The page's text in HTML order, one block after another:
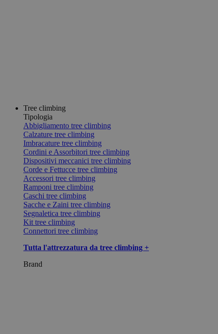
Tree climbing
Tipologia
Abbigliamento tree climbing
Calzature tree climbing
Imbracature tree climbing
Cordini e Assorbitori tree climbing
Dispositivi meccanici tree climbing
Corde e Fettucce tree climbing
Accessori tree climbing
Ramponi tree climbing
Caschi tree climbing
Sacche e Zaini tree climbing
Segnaletica tree climbing
Kit tree climbing
Connettori tree climbing
Tutta l'attrezzatura da tree climbing +
Brand